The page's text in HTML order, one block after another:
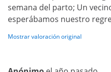
semana del parto; Un
esperábamos nuestro
Mostrar valoración original